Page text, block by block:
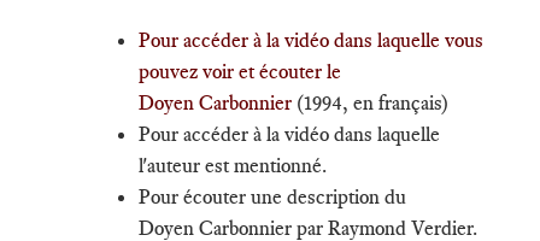
Pour accéder à la vidéo dans laquelle vous
pouvez voir et écouter le
Doyen Carbonnier (1994, en français)
Pour accéder à la vidéo dans laquelle
l'auteur est mentionné.
Pour écouter une description du
Doyen Carbonnier par Raymond Verdier.